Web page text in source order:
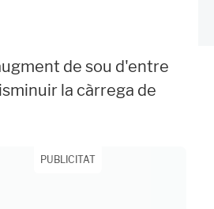
de sou d'entre
la càrrega de
PUBLICITAT